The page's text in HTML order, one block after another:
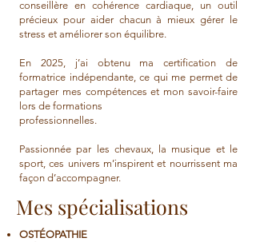
conseillère en cohérence cardiaque, un outil
précieux pour aider chacun à mieux gérer le
stress et améliorer son équilibre.
En 2025, j’ai obtenu ma certification de
formatrice indépendante, ce qui me permet de
partager mes compétences et mon savoir-faire
lors de formations
professionnelles.
Passionnée par les chevaux, la musique et le
sport, ces univers m’inspirent et nourrissent ma
façon d’accompagner.
Mes spécialisations
OSTÉOPATHIE